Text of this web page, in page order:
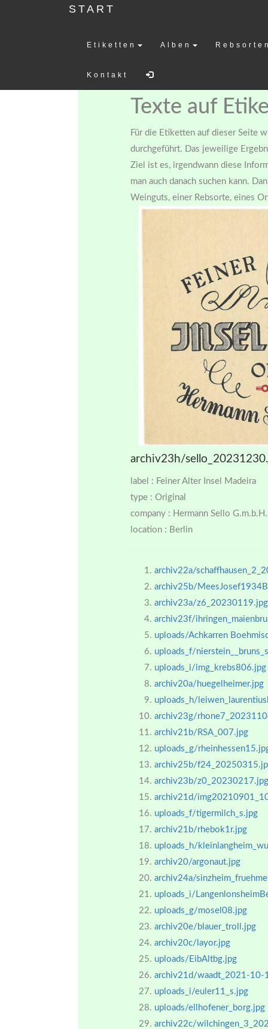
START
Etiketten Alben
Kontakt
Texte auf
Für die Etiketten auf dieser Seite
durchgeführt. Das jeweilige
Ziel ist es, irgendwann diese
man auch danach suchen kann.
Weinguts, einer Rebsorte, eines
archiv23h/
label : Feiner Alter Insel Madeira
type : Original
company : Hermann Sello G.m.b.H.
location : Berlin
archiv22a/
archiv25b/
archiv23a/z6_20230119.jpg
archiv23f/
uploads/Achkarren
uploads_f/
uploads_i/img_krebs806.jpg
archiv20a/huegelheimer.jpg
uploads_h/
archiv23g/
archiv21b/RSA_007.jpg
uploads_g/
archiv25b/
archiv23b/z0_20230217.jpg
archiv21d/
uploads_f/tigermilch_s.jpg
archiv21b/rhebok1r.jpg
uploads_h/
archiv20/argonaut.jpg
archiv24a/
uploads_i/
uploads_g/mosel08.jpg
archiv20e/blauer_troll.jpg
archiv20c/layor.jpg
uploads/EibAltbg.jpg
archiv21d/waadt_2021-10-
uploads_i/euler11_s.jpg
uploads/ellhofener_borg.jpg
archiv22c/